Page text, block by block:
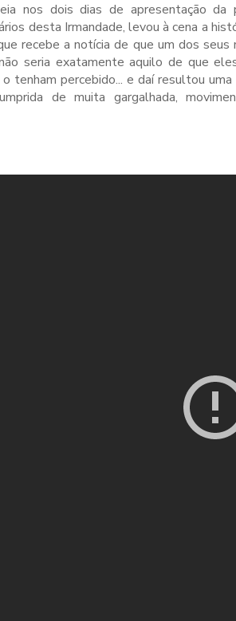
nos dois dias de apresentação
desta Irmandade, levou à cena a
recebe a notícia de que um dos seus
seria exatamente aquilo de que
tenham percebido... e daí resultou
de muita gargalhada,